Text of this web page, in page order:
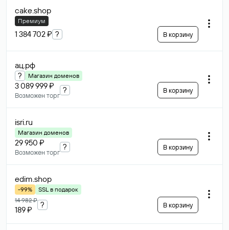
cake.shop
Премиум
1 384 702 ₽ ? В корзину
ац.рф
? Магазин доменов
3 089 999 ₽
Возможен торг
? В корзину
isri.ru
Магазин доменов
29 950 ₽
Возможен торг
? В корзину
edim.shop
-99%
SSL в подарок
14 982 ₽
189 ₽
? В корзину